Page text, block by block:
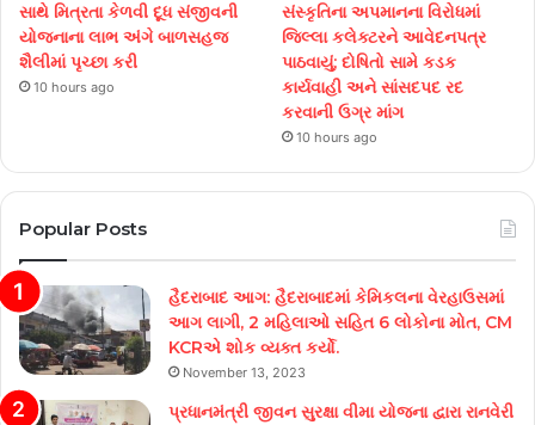
સાથે મિત્રતા કેળવી દૂધ સંજીવની
યોજનાના લાભ અંગે બાળસહજ
શૈલીમાં પૃચ્છા કરી
10 hours ago
સંસ્કૃતિના અપમાનના વિરોધમાં
જિલ્લા કલેક્ટરને આવેદનપત્ર
પાઠવાયું; દોષિતો સામે કડક
કાર્યવાહી અને સાંસદપદ રદ
કરવાની ઉગ્ર માંગ
10 hours ago
Popular Posts
હૈદરાબાદ આગ: હૈદરાબાદમાં કેમિકલના વેરહાઉસમાં
આગ લાગી, 2 મહિલાઓ સહિત 6 લોકોના મોત, CM
KCRએ શોક વ્યક્ત કર્યો.
November 13, 2023
પ્રધાનમંત્રી જીવન સુરક્ષા વીમા યોજના દ્વારા રાનવેરી